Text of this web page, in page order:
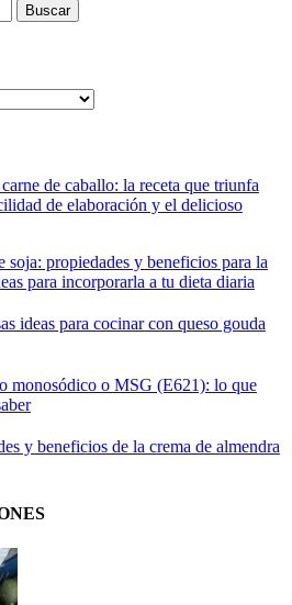
de caballo: la receta que triunfa
de elaboración y el delicioso
soja: propiedades y beneficios para la
para incorporarla a tu dieta diaria
ideas para cocinar con queso gouda
monosódico o MSG (E621): lo que
y beneficios de la crema de almendra